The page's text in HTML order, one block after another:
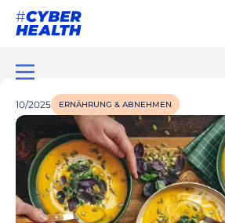
10/2025 ERNÄHRUNG & ABNEHMEN